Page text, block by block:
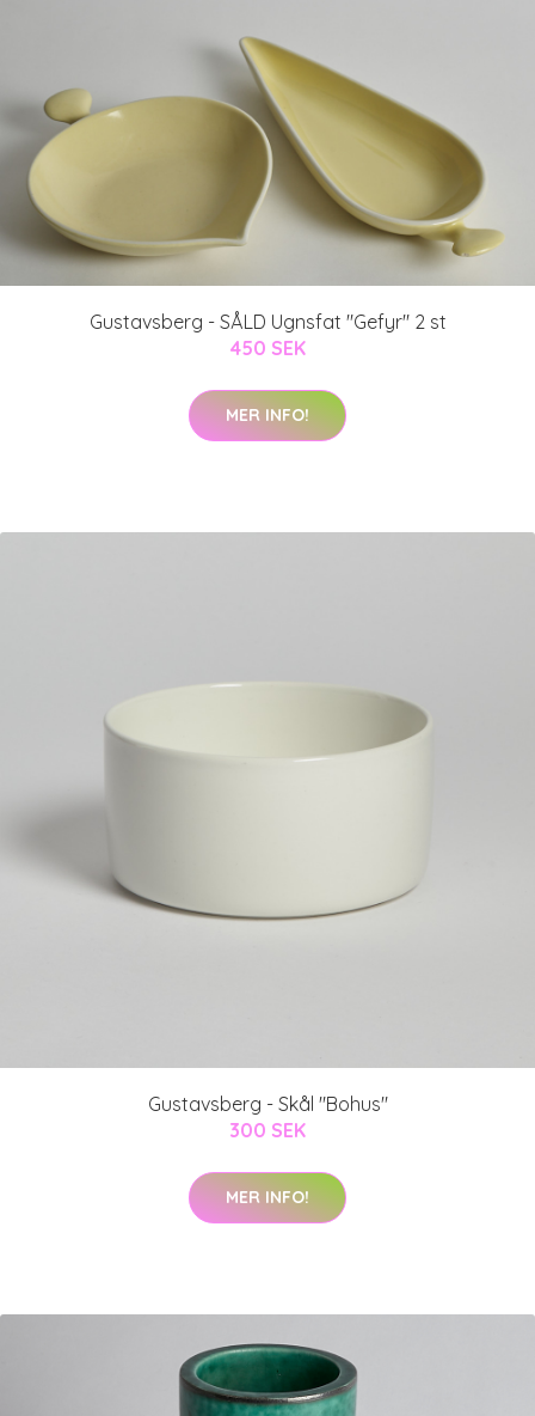
Gustavsberg - SÅLD Ugnsfat "Gefyr" 2 st
450 SEK
MER INFO!
Gustavsberg - Skål "Bohus"
300 SEK
MER INFO!